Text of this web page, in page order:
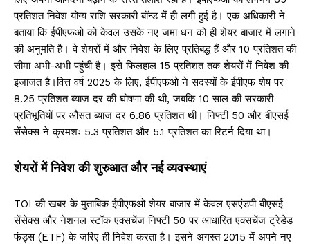
प्रतिशत निवेश योग्य राशि सरकारी बॉन्ड में ही लगी हुई है। एक अधिकारी ने
बताया कि ईपीएफओ को केवल उसके नए जमा धन को ही शेयर बाजार में लगाने
की अनुमति है। वे शेयरों में और निवेश के लिए प्रतिबद्ध हैं और 10 प्रतिशत की
सीमा अभी-अभी पहुंची है। इसे फिलहाल 15 प्रतिशत तक शेयरों में निवेश की
इजाजत है।वित्त वर्ष 2025 के लिए, ईपीएफओ ने सदस्यों के ईपीएफ शेष पर
8.25 प्रतिशत ब्याज दर की घोषणा की थी, जबकि 10 साल की सरकारी
प्रतिभूतियों पर औसत ब्याज दर 6.86 प्रतिशत थी। निफ्टी 50 और बीएसई
सेंसेक्स ने क्रमशः 5.3 प्रतिशत और 5.1 प्रतिशत का रिटर्न दिया था।
शेयरों में निवेश की शुरुआत और नई व्यवस्थाएं
TOI की खबर के मुताबिक ईपीएफओ शेयर बाजार में केवल एसएंडपी बीएसई
सेंसेक्स और नेशनल स्टॉक एक्सचेंज निफ्टी 50 पर आधारित एक्सचेंज ट्रेडेड
फंड्स (ETF) के जरिए ही निवेश करता है। इसने अगस्त 2015 में अपने नए